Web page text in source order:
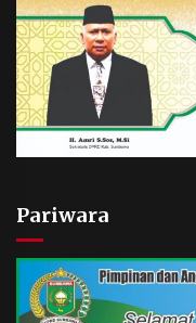
Pariwara